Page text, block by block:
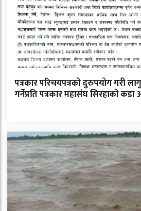
पत्रकार परिचयपत्रको दुरुपयोग गरी
गर्नेप्रति पत्रकार महासंघ सिरहाको कडा